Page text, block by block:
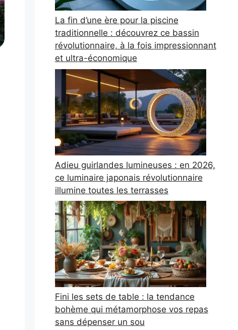
La fin d’une ère pour la piscine
traditionnelle : découvrez ce bassin
révolutionnaire, à la fois impressionnant
et ultra-économique
Adieu guirlandes lumineuses : en 2026,
ce luminaire japonais révolutionnaire
illumine toutes les terrasses
Fini les sets de table : la tendance
bohème qui métamorphose vos repas
sans dépenser un sou